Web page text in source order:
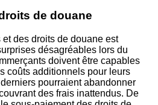
de douane
des droits de douane est
désagréables lors du
doivent être capables
coûts additionnels pour leurs
pourraient abandonner
des frais inattendus. De